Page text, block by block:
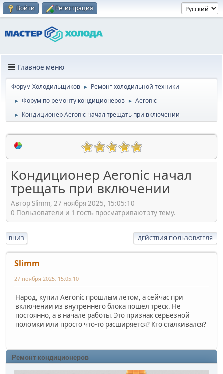
Войти Регистрация
Главное меню
Форум Холодильщиков ► Ремонт холодильной техники
► Форум по ремонту кондиционеров ► Aeronic
► Кондиционер Aeronic начал трещать при включении
Кондиционер Aeronic начал
трещать при включении
Автор Slimm, 27 ноября 2025, 15:05:10
0 Пользователи и 1 гость просматривают эту тему.
ВНИЗ ДЕЙСТВИЯ ПОЛЬЗОВАТЕЛЯ
Slimm
27 ноября 2025, 15:05:10
Народ, купил Aeronic прошлым летом, а сейчас при
включении из внутреннего блока пошел треск. Не
постоянно, а в начале работы. Это признак серьезной
поломки или просто что-то расширяется? Кто сталкивался?
Ремонт кондиционеров